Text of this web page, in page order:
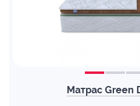
Матрас Green